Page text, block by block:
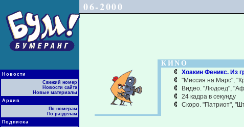
Новости
Свежий номер
Новости сайта
Новые материалы
Архив
По номерам
По разделам
Подписка
06-2000
КИNО
Хоакин Феникс. Из
"Миссия на Марс",
Видео. "Людоед",
24 кадра в секунду
Скоро. "Патриот",